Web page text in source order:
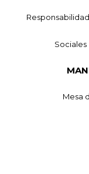
Sociales
Mesa